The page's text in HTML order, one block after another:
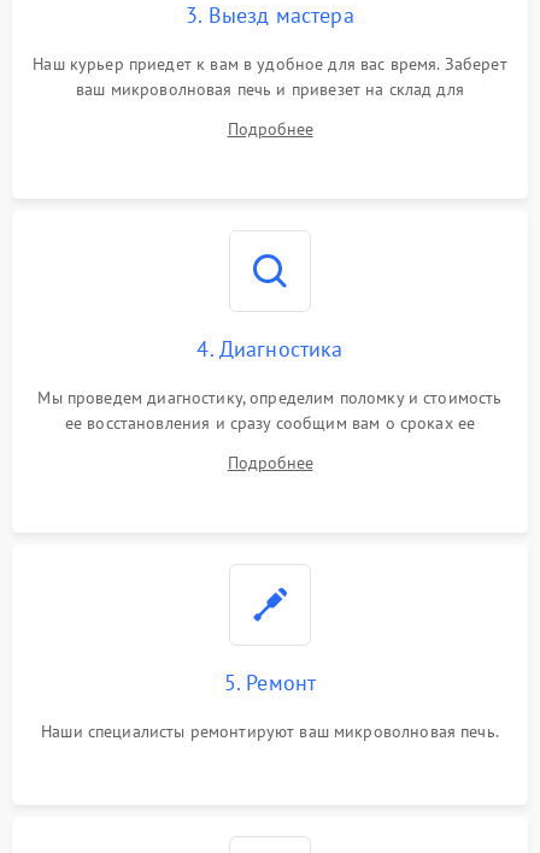
3. Выезд мастера
Наш курьер приедет к вам в удобное для вас время. Заберет
ваш микроволновая печь и привезет на склад для
Подробнее
4. Диагностика
Мы проведем диагностику, определим поломку и стоимость
ее восстановления и сразу сообщим вам о сроках ее
Подробнее
5. Ремонт
Наши специалисты ремонтируют ваш микроволновая печь.